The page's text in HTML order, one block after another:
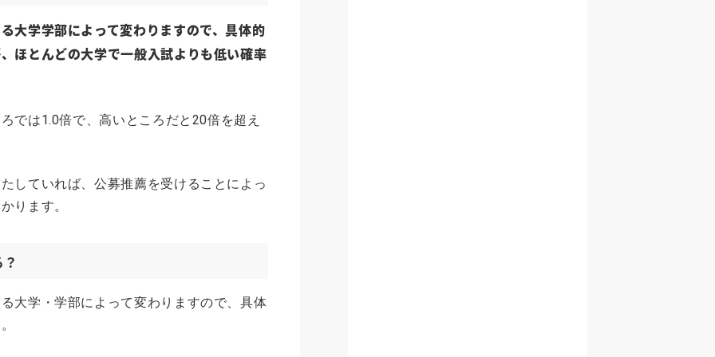
大学学部によって変わりますので、具体的
ほとんどの大学で一般入試よりも低い確率
では1.0倍で、高いところだと20倍を超え
していれば、公募推薦を受けることによっ
ります。
大学・学部によって変わりますので、具体